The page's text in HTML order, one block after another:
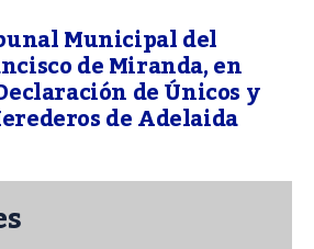
Municipal del
de Miranda, en
de Únicos y
de Adelaida